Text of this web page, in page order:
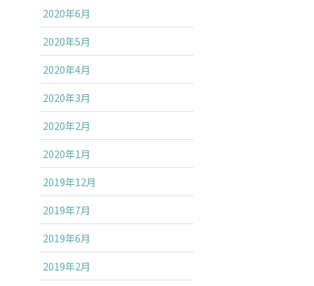
2020年6月
2020年5月
2020年4月
2020年3月
2020年2月
2020年1月
2019年12月
2019年7月
2019年6月
2019年2月